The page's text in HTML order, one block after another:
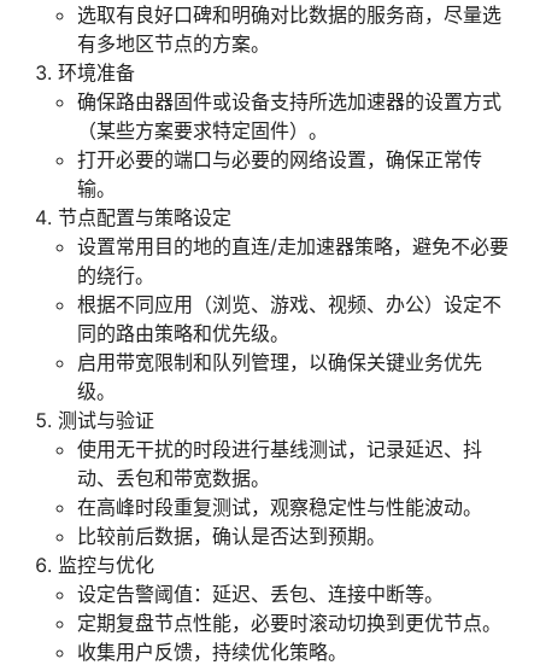
选取有良好口碑和明确对比数据的服务商，尽量选
有多地区节点的方案。
环境准备
确保路由器固件或设备支持所选加速器的设置方式
（某些方案要求特定固件）。
打开必要的端口与必要的网络设置，确保正常传
输。
节点配置与策略设定
设置常用目的地的直连/走加速器策略，避免不必要
的绕行。
根据不同应用（浏览、游戏、视频、办公）设定不
同的路由策略和优先级。
启用带宽限制和队列管理，以确保关键业务优先
级。
测试与验证
使用无干扰的时段进行基线测试，记录延迟、抖
动、丢包和带宽数据。
在高峰时段重复测试，观察稳定性与性能波动。
比较前后数据，确认是否达到预期。
监控与优化
设定告警阈值：延迟、丢包、连接中断等。
定期复盘节点性能，必要时滚动切换到更优节点。
收集用户反馈，持续优化策略。